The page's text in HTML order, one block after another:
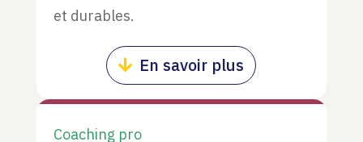
et durables.
En savoir plus
Coaching pro